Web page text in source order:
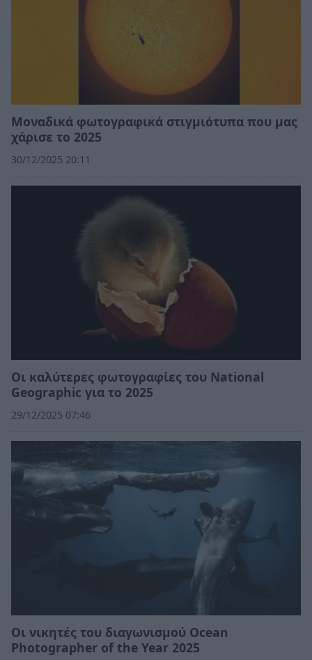
Μοναδικά φωτογραφικά στιγμιότυπα που μας
χάρισε το 2025
30/12/2025 20:11
Οι καλύτερες φωτογραφίες του National
Geographic για το 2025
29/12/2025 07:46
Οι νικητές του διαγωνισμού Ocean
Photographer of the Year 2025